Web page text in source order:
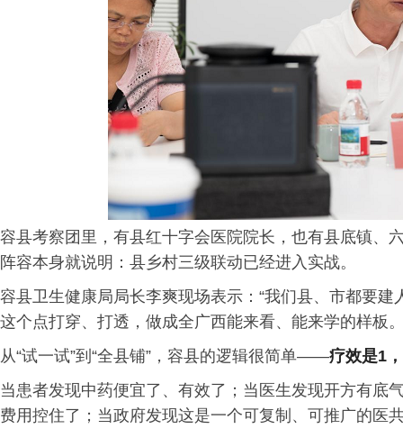
容县考察团里，有县红十字会医院院长，也有县底镇、
阵容本身就说明：县乡村三级联动已经进入实战。
容县卫生健康局局长李爽现场表示：“我们县、市都要
这个点打穿、打透，做成全广西能来看、能来学的样板
从“试一试”到“全县铺”，容县的逻辑很简单——疗效是1
当患者发现中药便宜了、有效了；当医生发现开方有底
费用控住了；当政府发现这是一个可复制、可推广的